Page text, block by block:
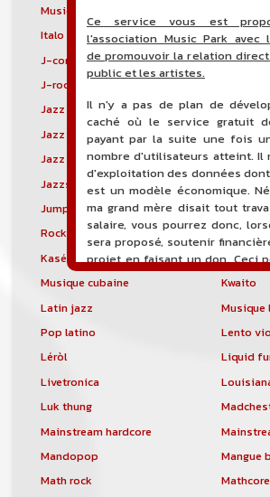
Musique irlandaise
Rock
Italo Disco
Italo
J-core
J-pop
J-rock
Jazz blues
Jazz
Jazz Nouvelle-Orléans
Jazz
Jazz vocal
Jazz-
Jazzstep
Jersey
Jump blues
Jump-up
Rock canadien
Kansas
Kasékò
Kizomba
Musique cubaine
Kwaito
Latin jazz
Musique
Pop latino
Lento
Léròl
Liquid
Livetronica
Luk thung
Mainstream hardcore
Mandopop
Mangue
Math rock
Mathcore
Ce service vous est
l'association Music Park avec
de promouvoir la relation
public et les artistes.
Il n'y a pas de plan de
caché où le service gratuit
payant par la suite une fois
nombre d'utilisateurs atteint. Il
d'exploitation des données
est un modèle économique.
ma grand mère disait tout
salaire, vous pourrez donc,
sera proposé, soutenir
projet en faisant un don. Ceci
de financer l'hébergement,
de développement du site, et
une campagne de
comptabilité sera totalement
visible directement sur le site.
Un nouveau service de petites
pour musicien vous est
site. Ce service permet,
êtes musiciens ou un
orchestre, DJ, etc... de